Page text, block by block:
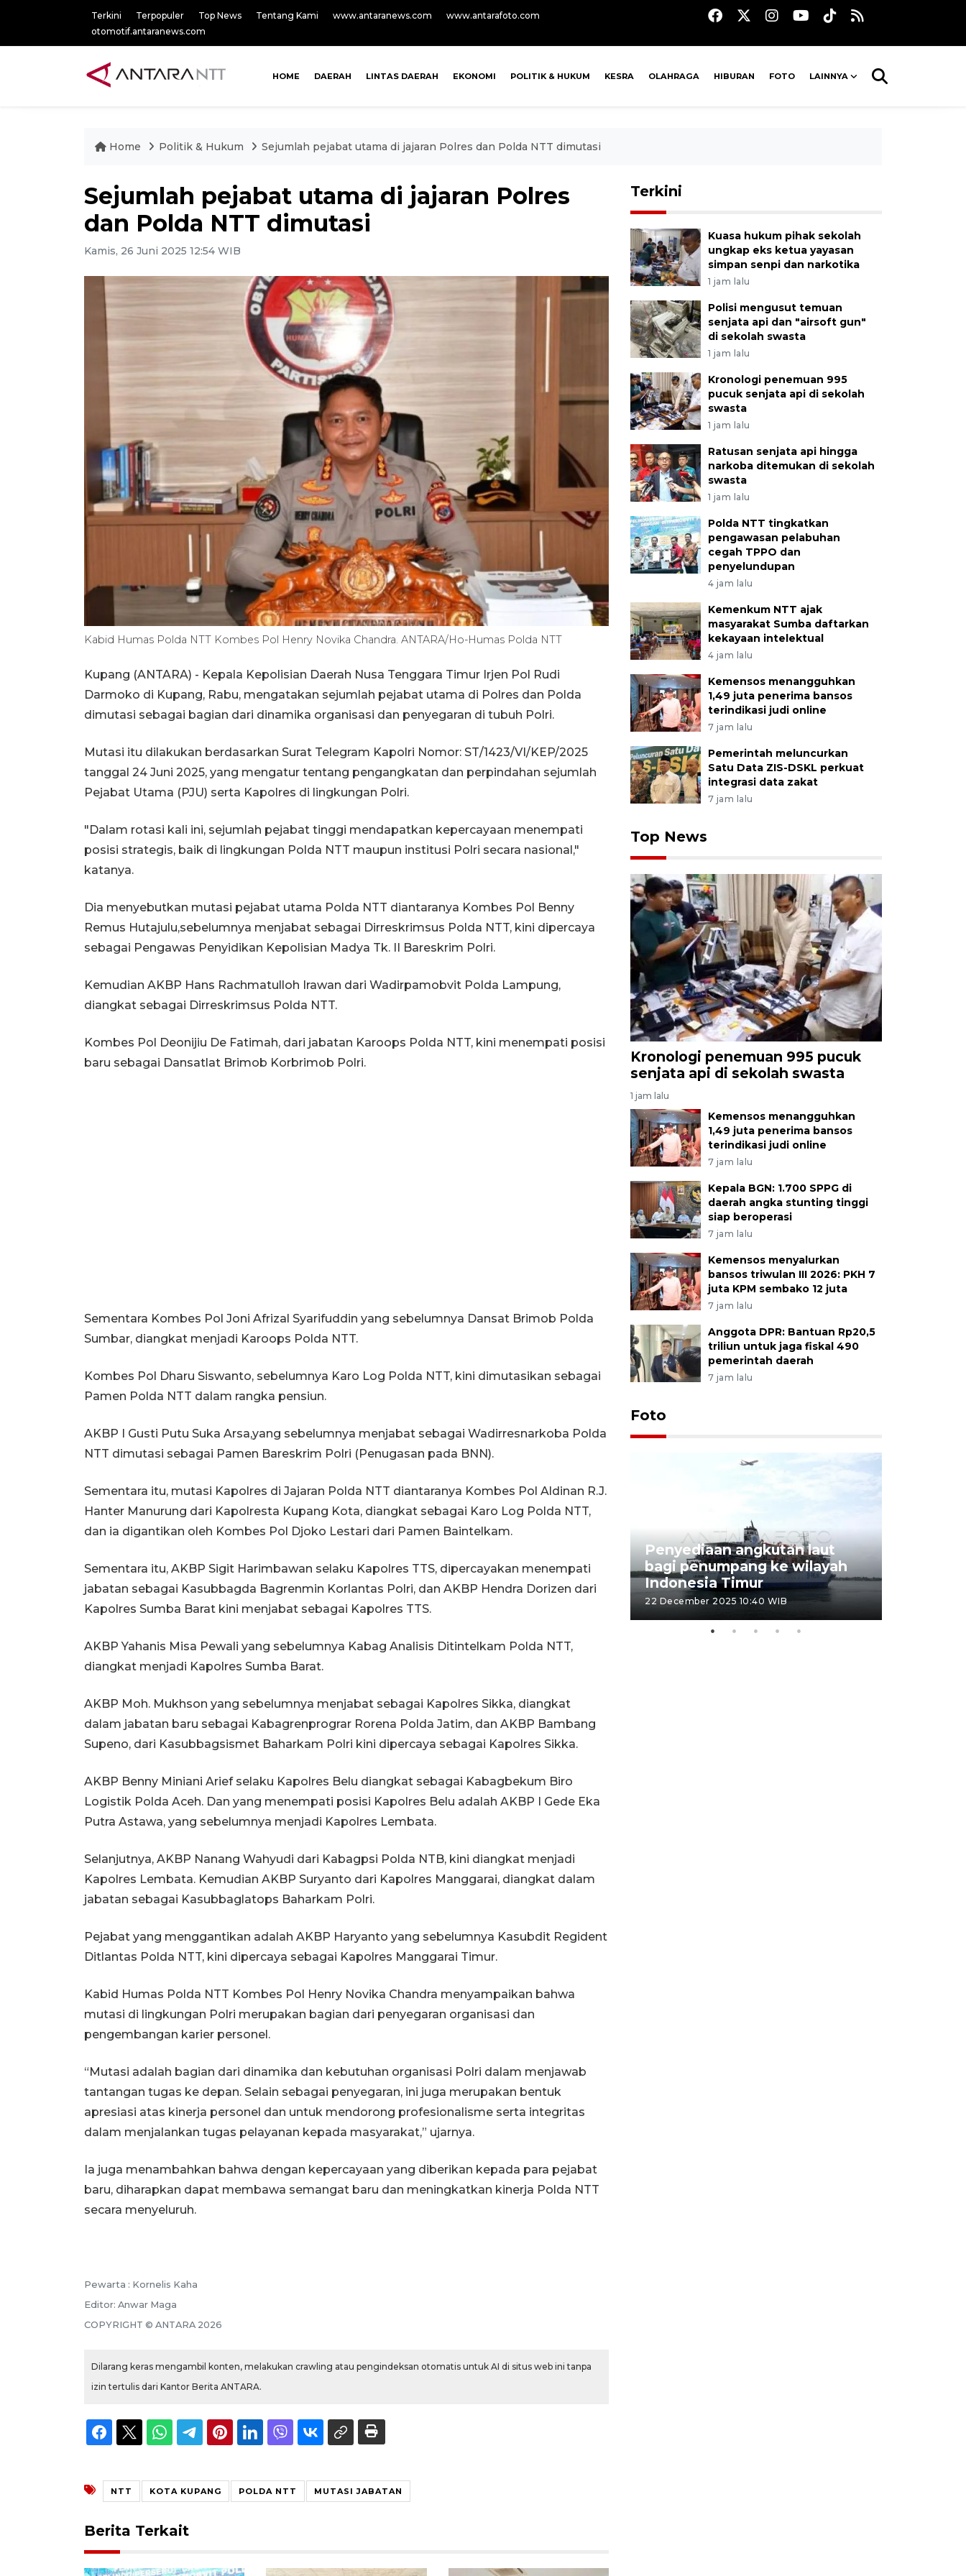
Terkini Terpopuler Top News Tentang Kami www.antaranews.com
www.antarafoto.com
otomotif.antaranews.com
HOME DAERAH LINTAS DAERAH EKONOMI POLITIK & HUKUM KESRA OLAHRAGA HIBURAN FOTO LAINNYA
Home Politik & Hukum Sejumlah pejabat utama di jajaran Polres dan Polda NTT dimutasi
Sejumlah pejabat utama di jajaran Polres
dan Polda NTT dimutasi
Kamis, 26 Juni 2025 12:54 WIB
Kabid Humas Polda NTT Kombes Pol Henry Novika Chandra. ANTARA/Ho-Humas Polda NTT
Kupang (ANTARA) - Kepala Kepolisian Daerah Nusa Tenggara Timur Irjen Pol Rudi
Darmoko di Kupang, Rabu, mengatakan sejumlah pejabat utama di Polres dan Polda
dimutasi sebagai bagian dari dinamika organisasi dan penyegaran di tubuh Polri.
Mutasi itu dilakukan berdasarkan Surat Telegram Kapolri Nomor: ST/1423/VI/KEP/2025
tanggal 24 Juni 2025, yang mengatur tentang pengangkatan dan perpindahan sejumlah
Pejabat Utama (PJU) serta Kapolres di lingkungan Polri.
"Dalam rotasi kali ini, sejumlah pejabat tinggi mendapatkan kepercayaan menempati
posisi strategis, baik di lingkungan Polda NTT maupun institusi Polri secara nasional,"
katanya.
Dia menyebutkan mutasi pejabat utama Polda NTT diantaranya Kombes Pol Benny
Remus Hutajulu,sebelumnya menjabat sebagai Dirreskrimsus Polda NTT, kini dipercaya
sebagai Pengawas Penyidikan Kepolisian Madya Tk. II Bareskrim Polri.
Kemudian AKBP Hans Rachmatulloh Irawan dari Wadirpamobvit Polda Lampung,
diangkat sebagai Dirreskrimsus Polda NTT.
Kombes Pol Deonijiu De Fatimah, dari jabatan Karoops Polda NTT, kini menempati posisi
baru sebagai Dansatlat Brimob Korbrimob Polri.
Sementara Kombes Pol Joni Afrizal Syarifuddin yang sebelumnya Dansat Brimob Polda
Sumbar, diangkat menjadi Karoops Polda NTT.
Kombes Pol Dharu Siswanto, sebelumnya Karo Log Polda NTT, kini dimutasikan sebagai
Pamen Polda NTT dalam rangka pensiun.
AKBP I Gusti Putu Suka Arsa,yang sebelumnya menjabat sebagai Wadirresnarkoba Polda
NTT dimutasi sebagai Pamen Bareskrim Polri (Penugasan pada BNN).
Sementara itu, mutasi Kapolres di Jajaran Polda NTT diantaranya Kombes Pol Aldinan R.J.
Hanter Manurung dari Kapolresta Kupang Kota, diangkat sebagai Karo Log Polda NTT,
dan ia digantikan oleh Kombes Pol Djoko Lestari dari Pamen Baintelkam.
Sementara itu, AKBP Sigit Harimbawan selaku Kapolres TTS, dipercayakan menempati
jabatan sebagai Kasubbagda Bagrenmin Korlantas Polri, dan AKBP Hendra Dorizen dari
Kapolres Sumba Barat kini menjabat sebagai Kapolres TTS.
AKBP Yahanis Misa Pewali yang sebelumnya Kabag Analisis Ditintelkam Polda NTT,
diangkat menjadi Kapolres Sumba Barat.
AKBP Moh. Mukhson yang sebelumnya menjabat sebagai Kapolres Sikka, diangkat
dalam jabatan baru sebagai Kabagrenprograr Rorena Polda Jatim, dan AKBP Bambang
Supeno, dari Kasubbagsismet Baharkam Polri kini dipercaya sebagai Kapolres Sikka.
AKBP Benny Miniani Arief selaku Kapolres Belu diangkat sebagai Kabagbekum Biro
Logistik Polda Aceh. Dan yang menempati posisi Kapolres Belu adalah AKBP I Gede Eka
Putra Astawa, yang sebelumnya menjadi Kapolres Lembata.
Selanjutnya, AKBP Nanang Wahyudi dari Kabagpsi Polda NTB, kini diangkat menjadi
Kapolres Lembata. Kemudian AKBP Suryanto dari Kapolres Manggarai, diangkat dalam
jabatan sebagai Kasubbaglatops Baharkam Polri.
Pejabat yang menggantikan adalah AKBP Haryanto yang sebelumnya Kasubdit Regident
Ditlantas Polda NTT, kini dipercaya sebagai Kapolres Manggarai Timur.
Kabid Humas Polda NTT Kombes Pol Henry Novika Chandra menyampaikan bahwa
mutasi di lingkungan Polri merupakan bagian dari penyegaran organisasi dan
pengembangan karier personel.
“Mutasi adalah bagian dari dinamika dan kebutuhan organisasi Polri dalam menjawab
tantangan tugas ke depan. Selain sebagai penyegaran, ini juga merupakan bentuk
apresiasi atas kinerja personel dan untuk mendorong profesionalisme serta integritas
dalam menjalankan tugas pelayanan kepada masyarakat,” ujarnya.
Ia juga menambahkan bahwa dengan kepercayaan yang diberikan kepada para pejabat
baru, diharapkan dapat membawa semangat baru dan meningkatkan kinerja Polda NTT
secara menyeluruh.
Pewarta : Kornelis Kaha
Editor: Anwar Maga
COPYRIGHT © ANTARA 2026
Dilarang keras mengambil konten, melakukan crawling atau pengindeksan otomatis untuk AI di situs web ini tanpa
izin tertulis dari Kantor Berita ANTARA.
NTT KOTA KUPANG POLDA NTT MUTASI JABATAN
Berita Terkait
Terkini
Kuasa hukum pihak sekolah
ungkap eks ketua yayasan
simpan senpi dan narkotika
1 jam lalu
Polisi mengusut temuan
senjata api dan "airsoft gun"
di sekolah swasta
1 jam lalu
Kronologi penemuan 995
pucuk senjata api di sekolah
swasta
1 jam lalu
Ratusan senjata api hingga
narkoba ditemukan di sekolah
swasta
1 jam lalu
Polda NTT tingkatkan
pengawasan pelabuhan
cegah TPPO dan
penyelundupan
4 jam lalu
Kemenkum NTT ajak
masyarakat Sumba daftarkan
kekayaan intelektual
4 jam lalu
Kemensos menangguhkan
1,49 juta penerima bansos
terindikasi judi online
7 jam lalu
Pemerintah meluncurkan
Satu Data ZIS-DSKL perkuat
integrasi data zakat
7 jam lalu
Top News
Kronologi penemuan 995 pucuk
senjata api di sekolah swasta
1 jam lalu
Kemensos menangguhkan
1,49 juta penerima bansos
terindikasi judi online
7 jam lalu
Kepala BGN: 1.700 SPPG di
daerah angka stunting tinggi
siap beroperasi
7 jam lalu
Kemensos menyalurkan
bansos triwulan III 2026: PKH 7
juta KPM sembako 12 juta
7 jam lalu
Anggota DPR: Bantuan Rp20,5
triliun untuk jaga fiskal 490
pemerintah daerah
7 jam lalu
Foto
Pelepasan Tukik di Pantai
Kelapa Tinggi
Penyediaan angkutan laut
bagi penumpang ke wilayah
Indonesia Timur
22 December 2025 10:40 WIB